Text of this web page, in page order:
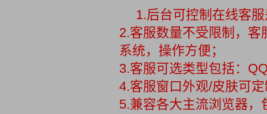
1.后台可控制在线客
2.客服数量不受限制，
系统，操作方便；
3.客服可选类型包括：
4.客服窗口外观/皮肤可
5.兼容各大主流浏览器